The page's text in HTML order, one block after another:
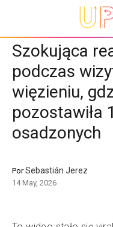
Szokująca
podczas
więzieniu,
pozostawiła
osadzonych
PorSebastián Jerez
14 May, 2026